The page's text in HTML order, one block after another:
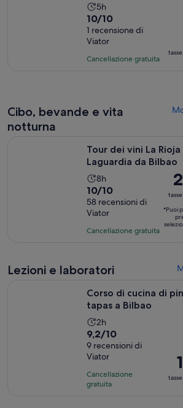
L’attività
dura
5
ore
5h
Valutazione
di
10.0
su
di
10/10
1 recensione di
Viator
Cancellazione gratuita
Cibo, bevande e vita
notturna
Tour dei vini La Rioja
Laguardia da Bilbao
L’attività
dura
8
ore
8h
Valutazione
di
10.0
su
base
58
recensioni
10/10
58 recensioni di
Viator
Cancellazione gratuita
Il
è
*Puoi
Lezioni e laboratori
Corso di cucina di
tapas a Bilbao
L’attività
dura
2
ore
2h
Valutazione
di
9.2
su
10,
9,2/10
9 recensioni di
Viator
Cancellazione
gratuita
Il
è